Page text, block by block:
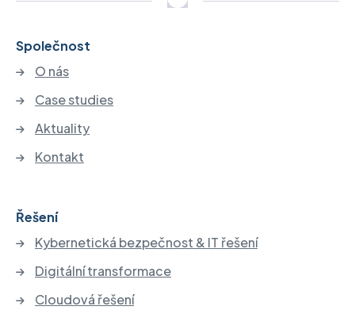
Společnost
O nás
Case studies
Aktuality
Kontakt
Řešení
Kybernetická bezpečnost & IT řešení
Digitální transformace
Cloudová řešení